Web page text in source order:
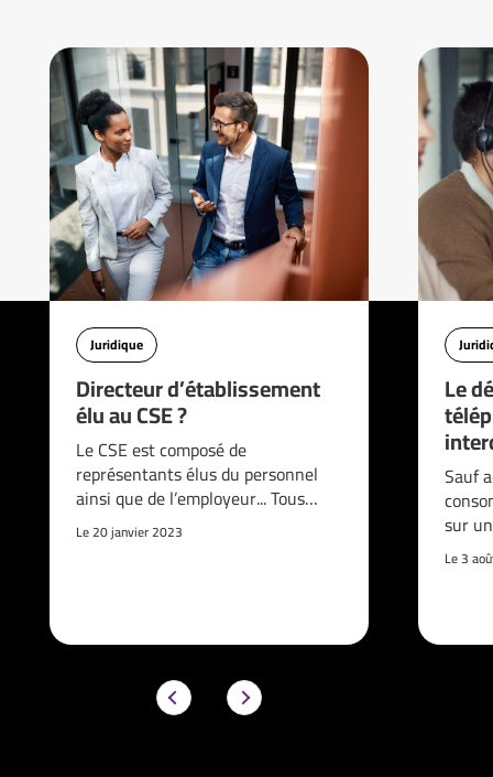
Juridique
Directeur d’établissement
élu au CSE ?
Le CSE est composé de
représentants élus du personnel
ainsi que de l’employeur... Tous…
Le 20 janvier 2023
Le
Sauf
sur
Le 3